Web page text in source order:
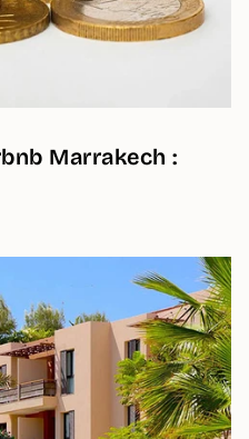
Marrakech :